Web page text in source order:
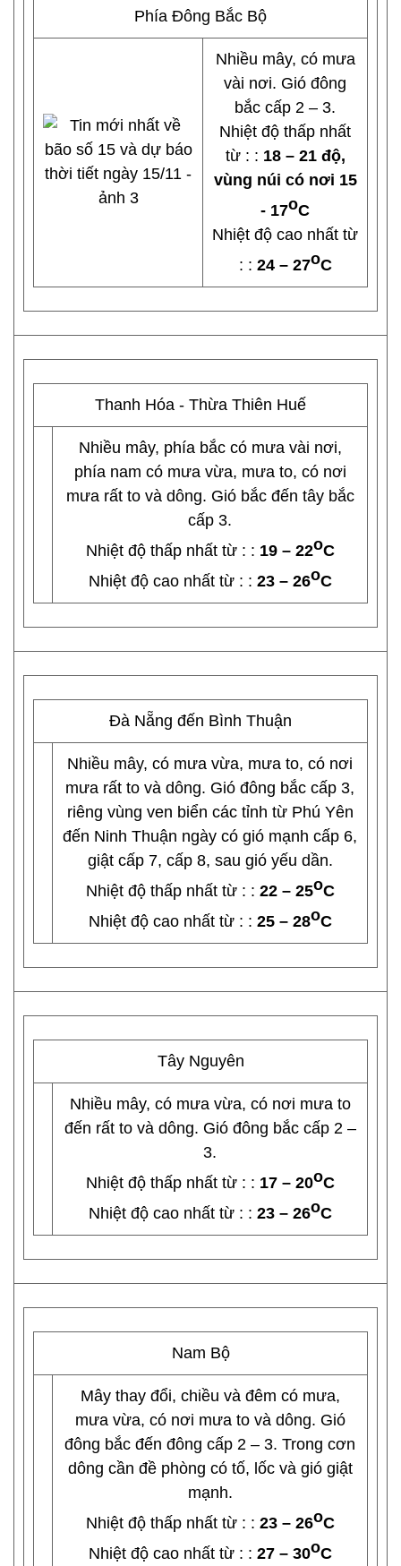
Phía Đông Bắc Bộ
Nhiều mây, có mưa
vài nơi. Gió đông
bắc cấp 2 – 3.
Nhiệt độ thấp nhất
từ : : 18 – 21 độ,
vùng núi có nơi 15
- 17oC
Nhiệt độ cao nhất từ
: : 24 – 27oC
Thanh Hóa - Thừa Thiên Huế
Nhiều mây, phía bắc có mưa vài nơi,
phía nam có mưa vừa, mưa to, có nơi
mưa rất to và dông. Gió bắc đến tây bắc
cấp 3.
Nhiệt độ thấp nhất từ : : 19 – 22oC
Nhiệt độ cao nhất từ : : 23 – 26oC
Đà Nẵng đến Bình Thuận
Nhiều mây, có mưa vừa, mưa to, có nơi
mưa rất to và dông. Gió đông bắc cấp 3,
riêng vùng ven biển các tỉnh từ Phú Yên
đến Ninh Thuận ngày có gió mạnh cấp 6,
giật cấp 7, cấp 8, sau gió yếu dần.
Nhiệt độ thấp nhất từ : : 22 – 25oC
Nhiệt độ cao nhất từ : : 25 – 28oC
Tây Nguyên
Nhiều mây, có mưa vừa, có nơi mưa to
đến rất to và dông. Gió đông bắc cấp 2 –
3.
Nhiệt độ thấp nhất từ : : 17 – 20oC
Nhiệt độ cao nhất từ : : 23 – 26oC
Nam Bộ
Mây thay đổi, chiều và đêm có mưa,
mưa vừa, có nơi mưa to và dông. Gió
đông bắc đến đông cấp 2 – 3. Trong cơn
dông cần đề phòng có tố, lốc và gió giật
mạnh.
Nhiệt độ thấp nhất từ : : 23 – 26oC
Nhiệt độ cao nhất từ : : 27 – 30oC